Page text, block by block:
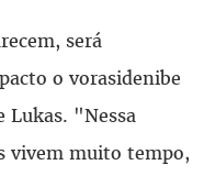
será
o vorasidenibe
Lukas. "Nessa
vivem muito tempo,